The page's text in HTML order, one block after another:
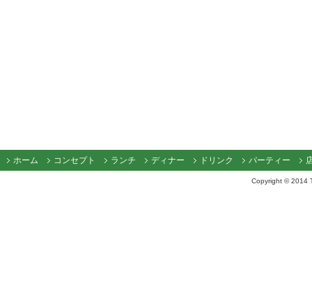
ホーム コンセプト ランチ ディナー ドリンク パーティー
Copyright © 2014